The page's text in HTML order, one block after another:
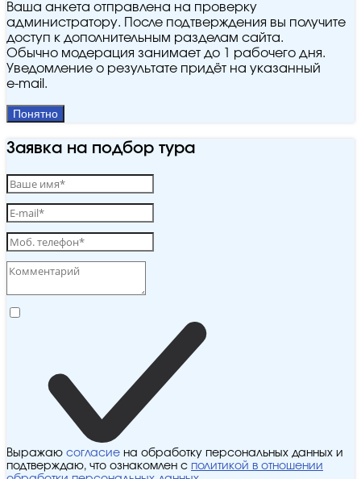
Ваша анкета отправлена на проверку
администратору. После подтверждения вы получите
доступ к дополнительным разделам сайта.
Обычно модерация занимает до 1 рабочего дня.
Уведомление о результате придёт на указанный
e‑mail.
Понятно
Заявка на подбор тура
Выражаю согласие на обработку персональных данных и
подтверждаю, что ознакомлен с политикой в отношении